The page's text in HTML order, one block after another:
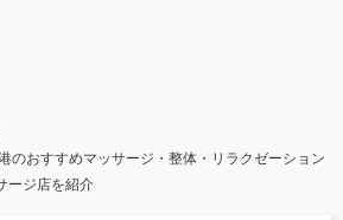
のおすすめマッサージ・整体・リラクゼーション
ージ店を紹介